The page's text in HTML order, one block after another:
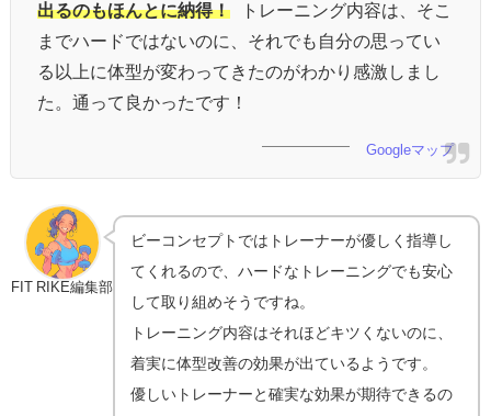
出るのもほんとに納得！ トレーニング内容は、そこ
までハードではないのに、それでも自分の思ってい
る以上に体型が変わってきたのがわかり感激しまし
た。通って良かったです！
Googleマップ
FIT RIKE編集部
ビーコンセプトではトレーナーが優しく指導し
てくれるので、ハードなトレーニングでも安心
して取り組めそうですね。
トレーニング内容はそれほどキツくないのに、
着実に体型改善の効果が出ているようです。
優しいトレーナーと確実な効果が期待できるの